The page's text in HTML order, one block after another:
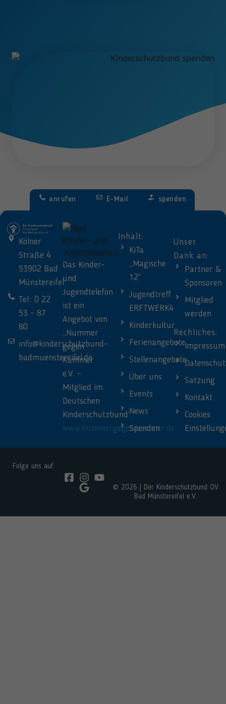
anrufen E-Mail spenden
Kölner
Straße 4
53902 Bad
Münstereifel
Tel.: 0 22
53 – 87
80
info@kinderschutzbund-
badmuenstereifel.de
Das Kinder-
und
Jugendtelefon
ist ein
Angebot von
„Nummer
gegen
Kummer
e.V. –
Mitglied im
Deutschen
Kinderschutzbund“.
www.nummergegenkummer.de
Inhalt:
KiTa
„Magische
12“
Jugendtreff
ERFTWERK4
Kinderkultur
Ferienangebote
Stellenangebote
Über uns
Events
News
Spenden
Unser
Dank an:
Partner &
Sponsoren
Mitglied
werden
Rechliches:
Impressum
Satzung
Kontakt
Cookies
Folge uns auf:
© 2026 | Der Kinderschutzbund OV
Bad Münstereifel e.V.